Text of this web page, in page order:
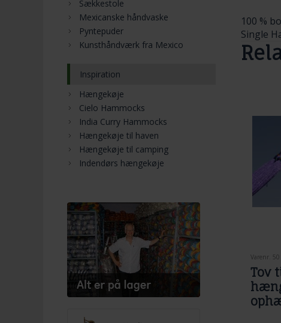
100 %
Single
Varenr. 50
Tov
Sækkestole
Mexicanske håndvaske
Pyntepuder
Kunsthåndværk fra Mexico
Inspiration
Hængekøje
Cielo Hammocks
India Curry Hammocks
Hængekøje til haven
Hængekøje til camping
Indendørs hængekøje